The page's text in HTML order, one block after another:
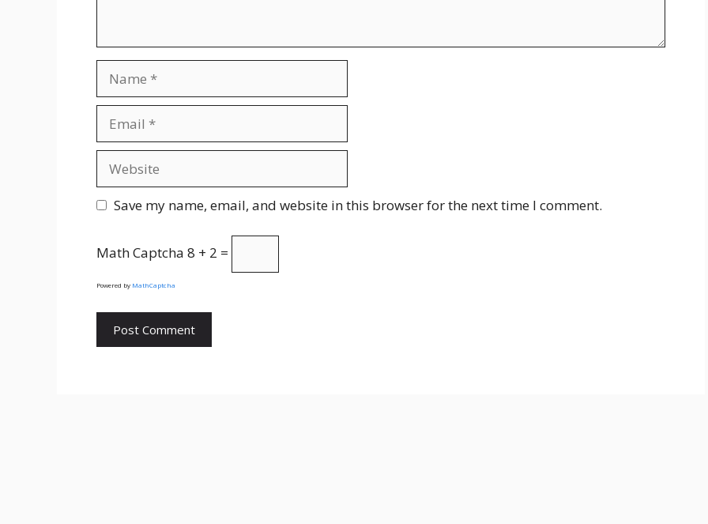
Save my name, email, and website in this browser for the next time I comment.
Math Captcha 8 + 2 =
Powered by MathCaptcha